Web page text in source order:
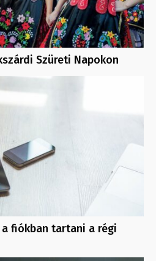
Szüreti Napokon
fiókban tartani a régi